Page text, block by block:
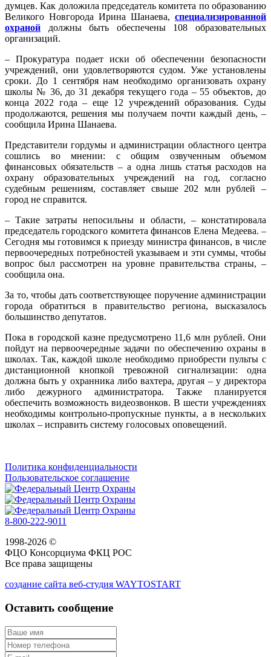
думцев. Как доложила председатель комитета по образованию
Великого Новгорода Ирина Шанаева, специализированной
охраной должны быть обеспечены 108 образовательных
организаций.
– Прокуратура подает иски об обеспечении безопасности
учреждений, они удовлетворяются судом. Уже установлены
сроки. До 1 сентября нам необходимо организовать охрану
школы № 36, до 31 декабря текущего года – 55 объектов, до
конца 2022 года – еще 12 учреждений образования. Суды
продолжаются, решения мы получаем почти каждый день, –
сообщила Ирина Шанаева.
Представители гордумы и администрации областного центра
сошлись во мнении: с общим озвученным объемом
финансовых обязательств – а одна лишь статья расходов на
охрану образовательных учреждений на год, согласно
судебным решениям, составляет свыше 202 млн рублей –
город не справится.
– Такие затраты непосильны и области, – констатировала
председатель городского комитета финансов Елена Медеева. –
Сегодня мы готовимся к приезду министра финансов, в числе
первоочередных потребностей указываем и эти суммы, чтобы
вопрос был рассмотрен на уровне правительства страны, –
сообщила она.
За то, чтобы дать соответствующее поручение администрации
города обратиться в правительство региона, высказалось
большинство депутатов.
Пока в городской казне предусмотрено 11,6 млн рублей. Они
пойдут на первоочередные задачи по обеспечению охраны в
школах. Так, каждой школе необходимо приобрести пульты с
дистанционной кнопкой тревожной сигнализации: одна
должна быть у охранника либо вахтера, другая – у директора
либо дежурного администратора. Также планируется
обеспечить возможность видеозвонков. В шести учреждениях
необходимы контрольно-пропускные пункты, а в нескольких
школах – исправить систему голосовых оповещений.
Политика конфиденциальности
Пользовательское соглашение
8-800-222-9011
1998-2026 ©
ФЦО Консорциума ФКЦ РОС
Все права защищены
создание сайта веб-студия WAYTOSTART
Оставить сообщение